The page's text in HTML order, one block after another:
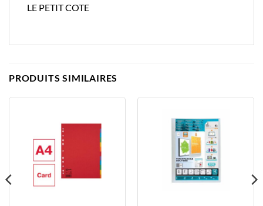
LE PETIT COTE
PRODUITS SIMILAIRES